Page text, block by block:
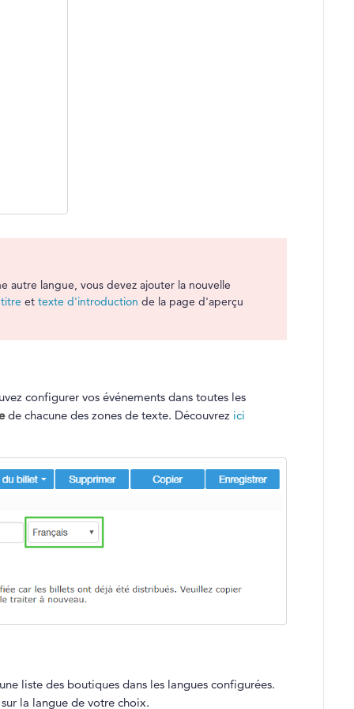
autre langue, vous devez ajouter la nouvelle
titre et texte d'introduction de la page d'aperçu
configurer vos événements dans toutes les
de chacune des zones de texte. Découvrez ici
liste des boutiques dans les langues configurées.
la langue de votre choix.